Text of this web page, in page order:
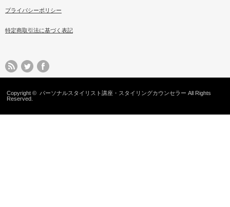
プライバシーポリシー
特定商取引法に基づく表記
Copyright © パーソナルスタイリスト講座・スタイリングカウンセラー All Rights
Reserved.